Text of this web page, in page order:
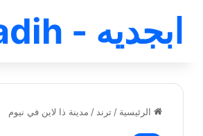
ابجديه - Abjadih
الرئيسية / ترند / مدينة ذا لاين في نيوم